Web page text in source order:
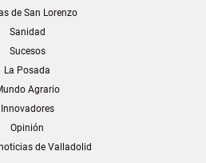
de San Lorenzo
Sanidad
Sucesos
La Posada
Agrario
Innovadores
Opinión
de Valladolid